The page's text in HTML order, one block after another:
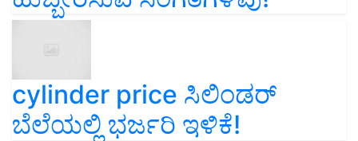
cylinder price ಸಿಲಿಂಡರ್‌
ಬೆಲೆಯಲ್ಲಿ ಭರ್ಜರಿ ಇಳಿಕೆ!